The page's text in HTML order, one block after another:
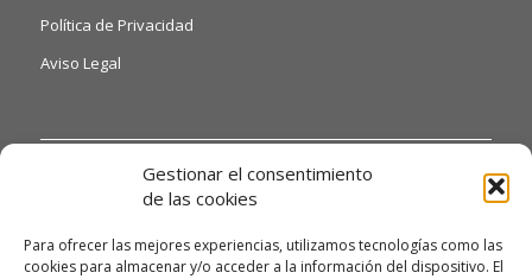
Gestionar el consentimiento
de las cookies
Para ofrecer las mejores experiencias, utilizamos tecnologías como las
cookies para almacenar y/o acceder a la información del dispositivo. El
Política de Privacidad
Aviso Legal
reclamaciones, solo tiene que ponerse en contacto con
nosotros a través del siguiente email: